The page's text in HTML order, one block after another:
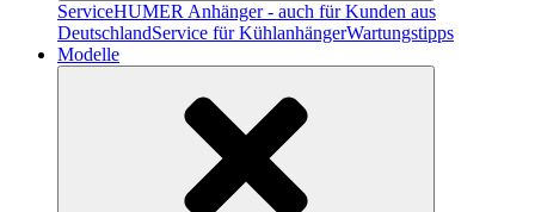
ServiceHUMER Anhänger - auch für Kunden aus
DeutschlandService für KühlanhängerWartungstipps
Modelle